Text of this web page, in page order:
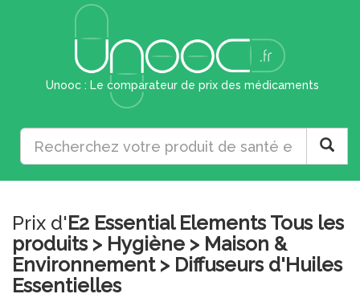
Unooc : Le comparateur de prix des médicaments
Prix d'E2 Essential Elements Tous les
produits > Hygiène > Maison &
Environnement > Diffuseurs d'Huiles
Essentielles